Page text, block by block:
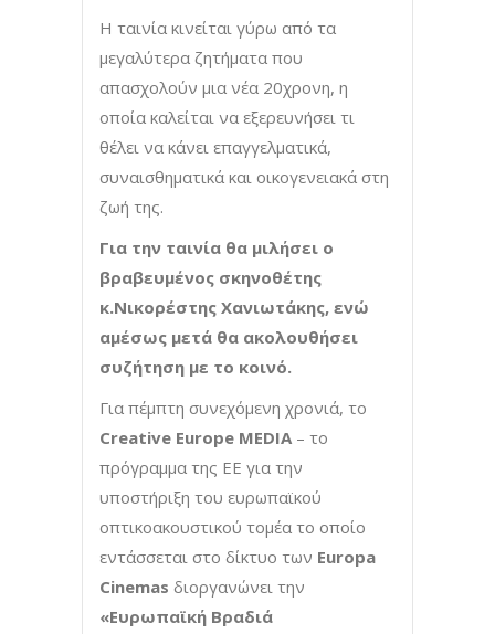
Η ταινία κινείται γύρω από τα
μεγαλύτερα ζητήματα που
απασχολούν μια νέα 20χρονη, η
οποία καλείται να εξερευνήσει τι
θέλει να κάνει επαγγελματικά,
συναισθηματικά και οικογενειακά στη
ζωή της.
Για την ταινία θα μιλήσει ο
βραβευμένος σκηνοθέτης
κ.Νικορέστης Χανιωτάκης, ενώ
αμέσως μετά θα ακολουθήσει
συζήτηση με το κοινό.
Για πέμπτη συνεχόμενη χρονιά, το
Creative Europe MEDIA – το
πρόγραμμα της ΕΕ για την
υποστήριξη του ευρωπαϊκού
οπτικοακουστικού τομέα το οποίο
εντάσσεται στο δίκτυο των Europa
Cinemas διοργανώνει την
«Ευρωπαϊκή Βραδιά